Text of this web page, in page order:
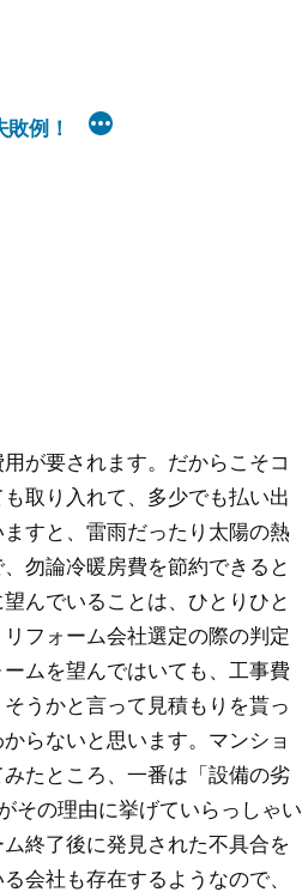
例！
が要されます。だからこそコ
取り入れて、多少でも払い出
すと、雷雨だったり太陽の熱
勿論冷暖房費を節約できると
んでいることは、ひとりひと
フォーム会社選定の際の判定
ムを望んではいても、工事費
うかと言って見積もりを貰っ
らないと思います。マンショ
たところ、一番は「設備の劣
その理由に挙げていらっしゃい
終了後に発見された不具合を
会社も存在するようなので、